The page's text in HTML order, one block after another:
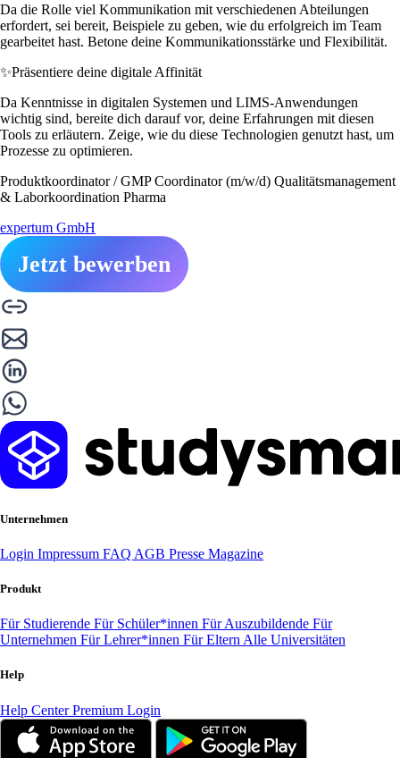
Da die Rolle viel Kommunikation mit verschiedenen Abteilungen
erfordert, sei bereit, Beispiele zu geben, wie du erfolgreich im Team
gearbeitet hast. Betone deine Kommunikationsstärke und Flexibilität.
✨Präsentiere deine digitale Affinität
Da Kenntnisse in digitalen Systemen und LIMS-Anwendungen
wichtig sind, bereite dich darauf vor, deine Erfahrungen mit diesen
Tools zu erläutern. Zeige, wie du diese Technologien genutzt hast, um
Prozesse zu optimieren.
Produktkoordinator / GMP Coordinator (m/w/d) Qualitätsmanagement
& Laborkoordination Pharma
expertum GmbH
Jetzt bewerben
Unternehmen
Login Impressum FAQ AGB Presse Magazine
Produkt
Für Studierende Für Schüler*innen Für Auszubildende Für
Unternehmen Für Lehrer*innen Für Eltern Alle Universitäten
Help
Help CenterPremium Login